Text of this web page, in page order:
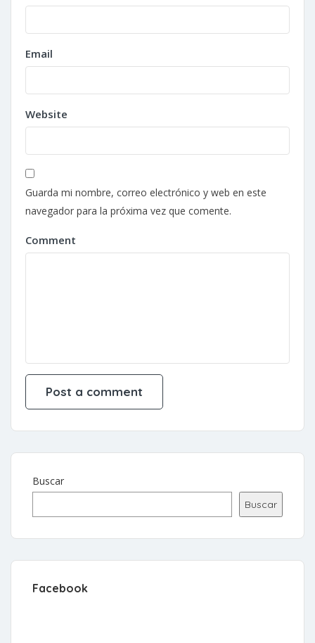
Email
Website
Guarda mi nombre, correo electrónico y web en este
navegador para la próxima vez que comente.
Comment
Buscar
Buscar
Facebook